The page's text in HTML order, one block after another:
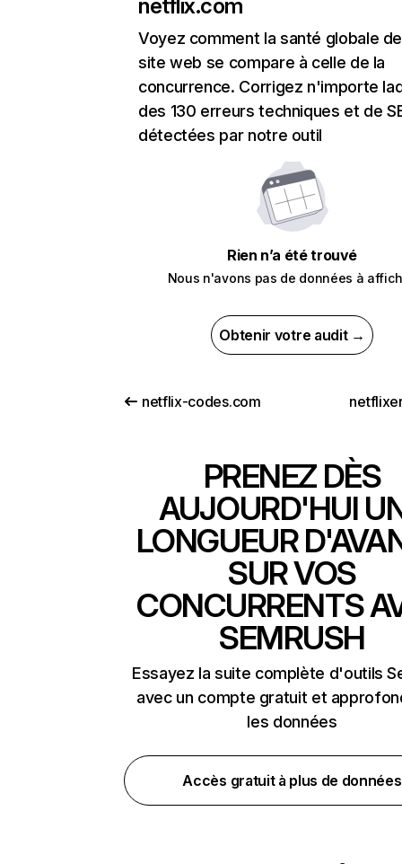
netflix.com
Voyez comment la santé globale
site web se compare à celle de la
concurrence. Corrigez n'importe
des 130 erreurs techniques et de
détectées par notre outil
Rien n’a été trouvé
Nous n'avons pas de données à
Obtenir votre audit →
netflix-codes.com
PRENEZ DÈS
AUJOURD'HUI
LONGUEUR
SUR VOS
CONCURRENTS
SEMRUSH
Essayez la suite complète d'outils
avec un compte gratuit et
les données
Accès gratuit à plus de données